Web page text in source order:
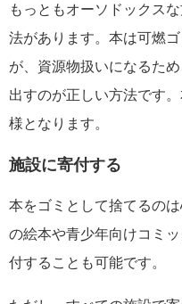
もっともオーソドックス
法があります。本は可燃
が、資源物扱いになるた
出すのが正しい方法です
様となります。
施設に寄付する
本をゴミとして捨てるの
の絵本や青少年向けコミ
付することも可能です。